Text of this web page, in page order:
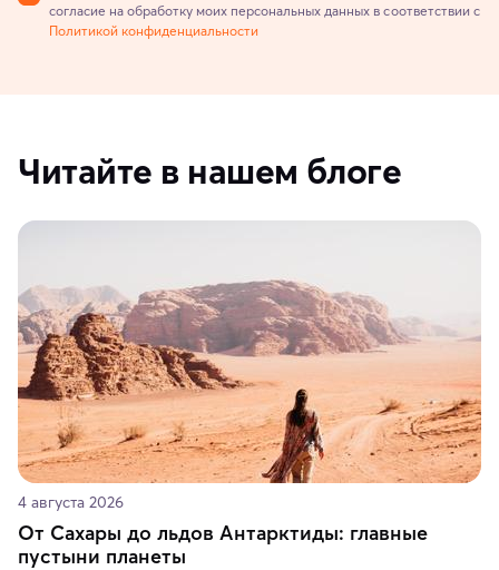
согласие на обработку моих персональных данных в соответствии с
Политикой конфиденциальности
Читайте в нашем блоге
4 августа 2026
От Сахары до льдов Антарктиды: главные
пустыни планеты